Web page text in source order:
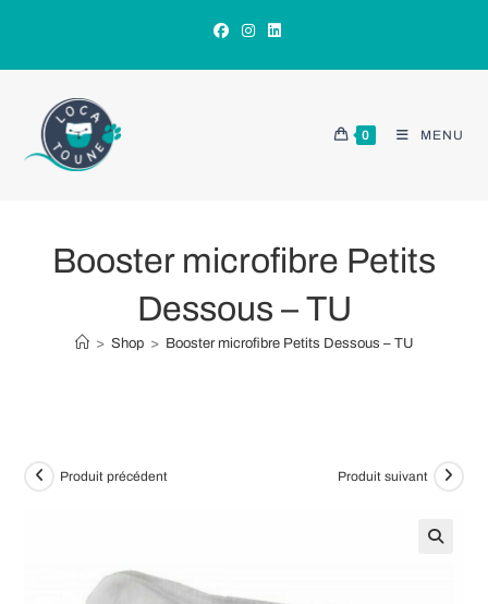
content
0 MENU
Booster microfibre Petits
Dessous – TU
> Shop > Booster microfibre Petits Dessous – TU
Produit précédent Produit suivant